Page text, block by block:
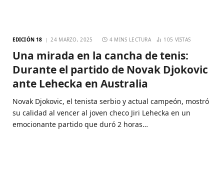
EDICIÓN 18 24 MARZO, 2025 4 MINS LECTURA 105 VISTAS
Una mirada en la cancha de tenis:
Durante el partido de Novak Djokovic
ante Lehecka en Australia
Novak Djokovic, el tenista serbio y actual campeón, mostró
su calidad al vencer al joven checo Jiri Lehecka en un
emocionante partido que duró 2 horas…